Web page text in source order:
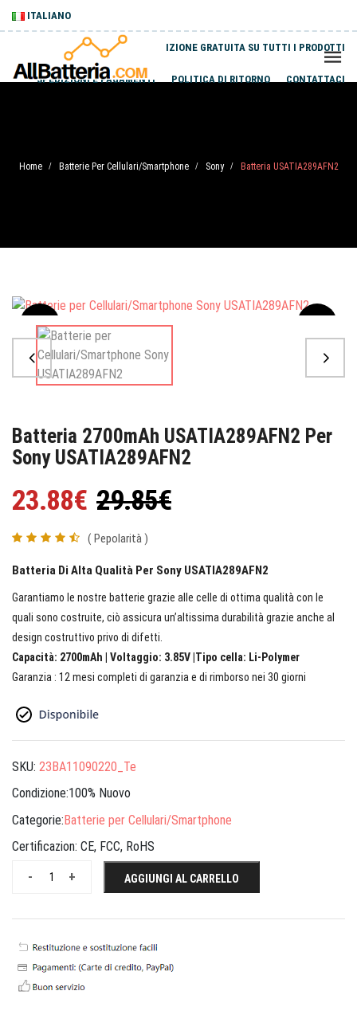
ITALIANO
SPEDIZIONE GRATUITA SU TUTTI I PRODOTTI
SPEDIZIONI E PAGAMENTI POLITICA DI RITORNO CONTATTACI
Home / Batterie Per Cellulari/Smartphone / Sony / Batteria USATIA289AFN2
Sale
Batteria 2700mAh USATIA289AFN2 Per
Sony USATIA289AFN2
23.88€ 29.85€
( Pepolarità )
Batteria Di Alta Qualità Per Sony USATIA289AFN2
Garantiamo le nostre batterie grazie alle celle di ottima qualità con le
quali sono costruite, ciò assicura un’altissima durabilità grazie anche al
design costruttivo privo di difetti.
Capacità: 2700mAh | Voltaggio: 3.85V |Tipo cella: Li-Polymer
Garanzia : 12 mesi completi di garanzia e di rimborso nei 30 giorni
SKU: 23BA11090220_Te
Condizione:100% Nuovo
Categorie:Batterie per Cellulari/Smartphone
Certificazion: CE, FCC, RoHS
+
- AGGIUNGI AL CARRELLO